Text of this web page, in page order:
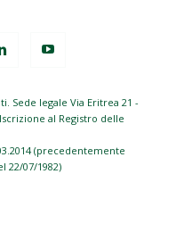
Sede legale Via Eritrea 21 -
al Registro delle
(precedentemente
22/07/1982)